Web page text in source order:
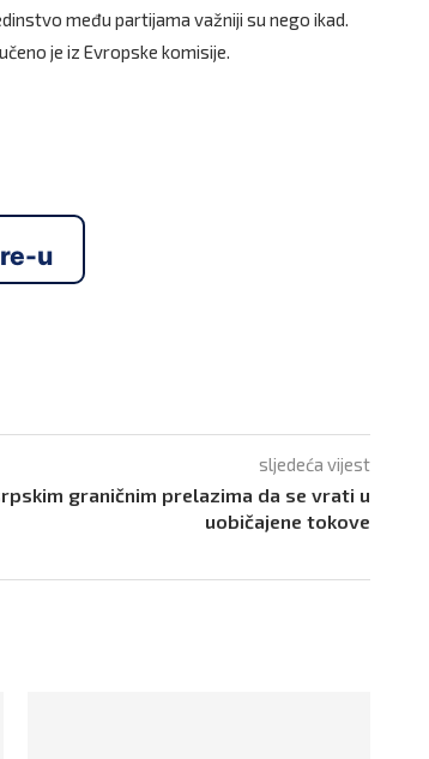
među partijama važniji su nego ikad.
je iz Evropske komisije.
u
sljedeća vijest
graničnim prelazima da se vrati u
uobičajene tokove